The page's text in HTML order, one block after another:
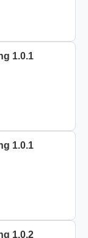
1.0.1
1.0.1
1.0.2